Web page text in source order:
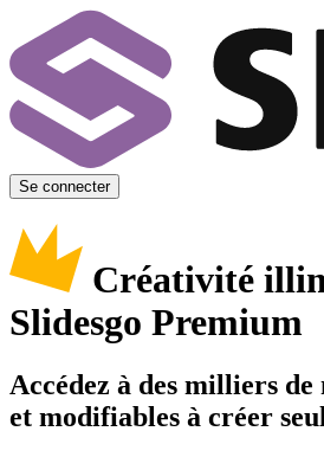
Se connecter
Créativité
Slidesgo Premium
Accédez à des milliers de
et modifiables à créer